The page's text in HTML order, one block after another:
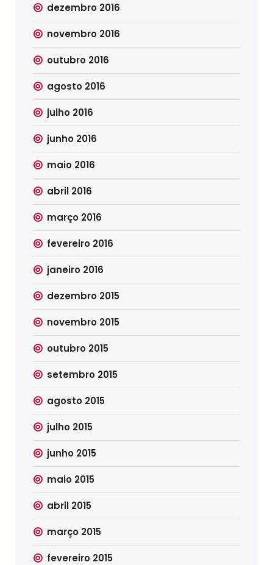
dezembro 2016
novembro 2016
outubro 2016
agosto 2016
julho 2016
junho 2016
maio 2016
abril 2016
março 2016
fevereiro 2016
janeiro 2016
dezembro 2015
novembro 2015
outubro 2015
setembro 2015
agosto 2015
julho 2015
junho 2015
maio 2015
abril 2015
março 2015
fevereiro 2015